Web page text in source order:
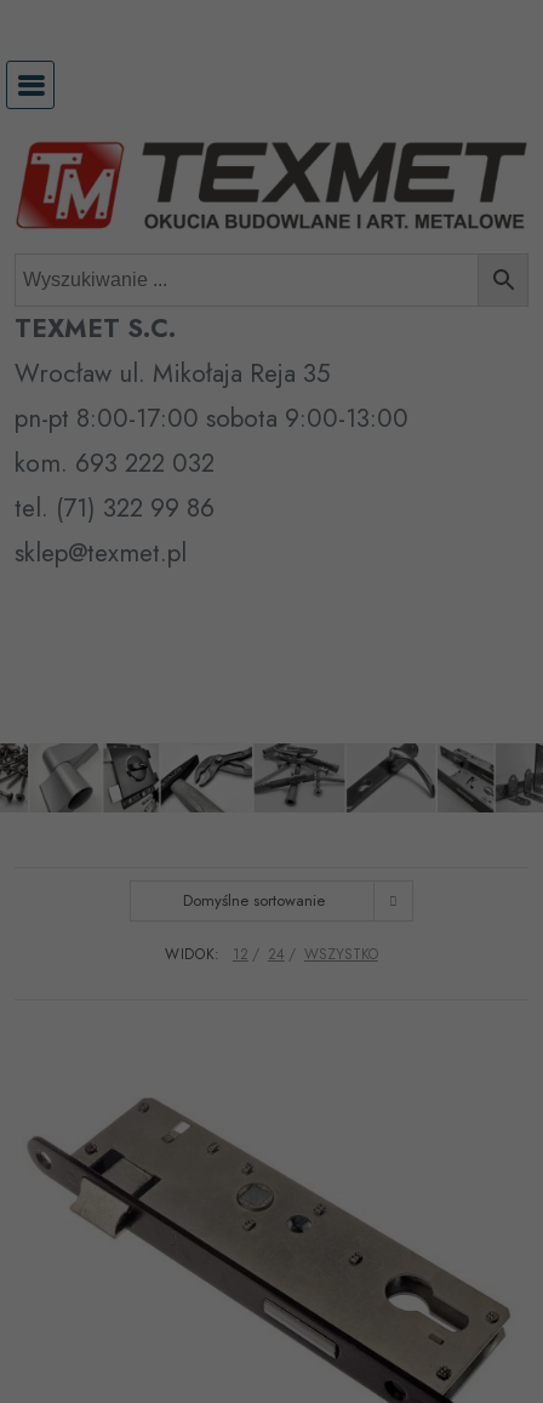
treści
TEXMET S.C.
Wrocław ul. Mikołaja Reja 35
pn-pt 8:00-17:00 sobota 9:00-13:00
kom. 693 222 032
tel. (71) 322 99 86
sklep@texmet.pl
Domyślne sortowanie
WIDOK: 12 24 WSZYSTKO